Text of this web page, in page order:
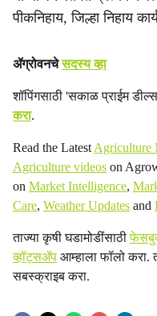
पीकनिहाय, जिल्हा निहाय
ॲग्रोवनचेसदस्य व्हा
शॉपिंगसाठी 'सकाळ प्राईम
करा.
Read the Latest Agriculture
Agriculture videos on
on Market Intelligence,
Care, Weather Updates and
ताज्या कृषी घडामोडींसाठी
व्हॉट्सॲप आम्हाला फॉलो
सबस्क्राइब करा.